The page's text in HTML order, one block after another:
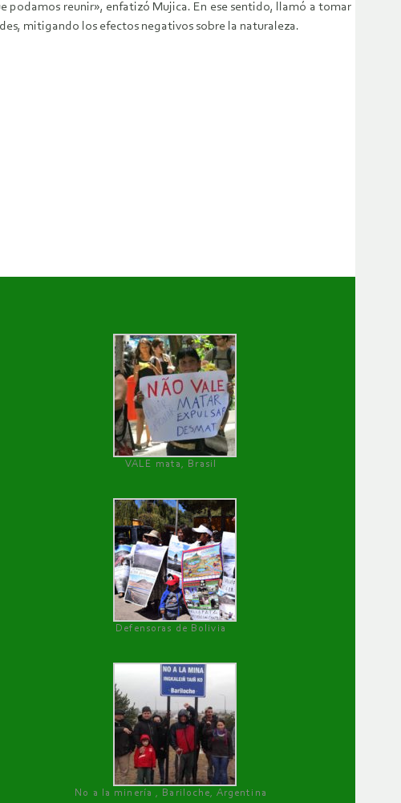
podamos reunir», enfatizó Mujica. En ese sentido, llamó a tomar
mitigando los efectos negativos sobre la naturaleza.
VALE mata, Brasil
Defensoras de Bolivia
No a la minería , Bariloche, Argentina